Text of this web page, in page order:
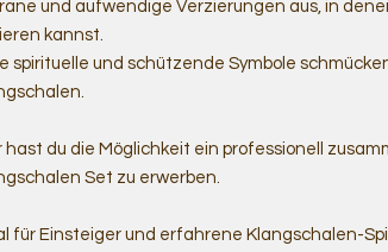
und aufwendige Verzierungen aus, in
kannst.
spirituelle und schützende Symbole
hast du die Möglichkeit ein professionell
Set zu erwerben.
für Einsteiger und erfahrene Klangschalen-